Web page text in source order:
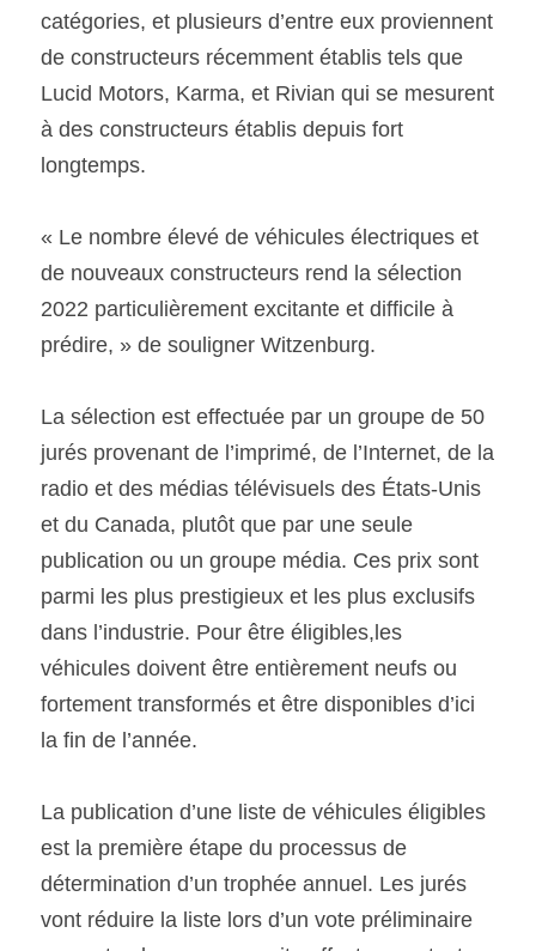
catégories, et plusieurs d’entre eux proviennent
de constructeurs récemment établis tels que
Lucid Motors, Karma, et Rivian qui se mesurent
à des constructeurs établis depuis fort
longtemps.
« Le nombre élevé de véhicules électriques et
de nouveaux constructeurs rend la sélection
2022 particulièrement excitante et difficile à
prédire, » de souligner Witzenburg.
La sélection est effectuée par un groupe de 50
jurés provenant de l’imprimé, de l’Internet, de la
radio et des médias télévisuels des États-Unis
et du Canada, plutôt que par une seule
publication ou un groupe média. Ces prix sont
parmi les plus prestigieux et les plus exclusifs
dans l’industrie. Pour être éligibles,les
véhicules doivent être entièrement neufs ou
fortement transformés et être disponibles d’ici
la fin de l’année.
La publication d’une liste de véhicules éligibles
est la première étape du processus de
détermination d’un trophée annuel. Les jurés
vont réduire la liste lors d’un vote préliminaire